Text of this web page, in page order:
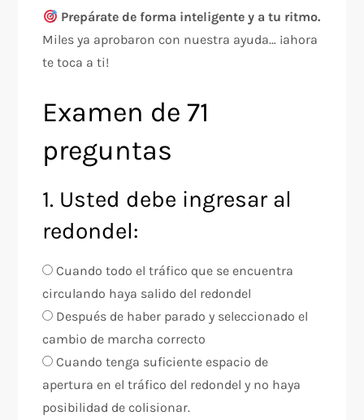
Prepárate de forma inteligente y a tu ritmo.
Miles ya aprobaron con nuestra ayuda… ¡ahora
te toca a ti!
Examen de 71
preguntas
1. Usted debe ingresar al
redondel:
Cuando todo el tráfico que se encuentra
circulando haya salido del redondel
Después de haber parado y seleccionado el
cambio de marcha correcto
Cuando tenga suficiente espacio de
apertura en el tráfico del redondel y no haya
posibilidad de colisionar.